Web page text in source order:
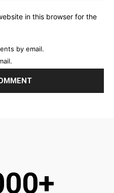
in this browser for the
by email.